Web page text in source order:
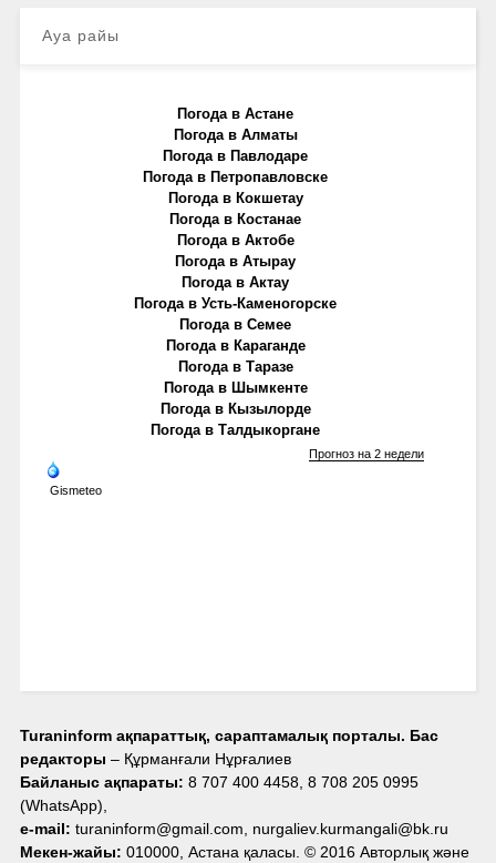
Ауа райы
Погода в Астане
Погода в Алматы
Погода в Павлодаре
Погода в Петропавловске
Погода в Кокшетау
Погода в Костанае
Погода в Актобе
Погода в Атырау
Погода в Актау
Погода в Усть-Каменогорске
Погода в Семее
Погода в Караганде
Погода в Таразе
Погода в Шымкенте
Погода в Кызылорде
Погода в Талдыкоргане
Gismeteo
Прогноз на 2 недели
Turaninform ақпараттық, сараптамалық порталы. Бас
редакторы – Құрманғали Нұрғалиев
Байланыс ақпараты: 8 707 400 4458, 8 708 205 0995
(WhatsApp),
e-mail: turaninform@gmail.com, nurgaliev.kurmangali@bk.ru
Мекен-жайы: 010000, Астана қаласы. © 2016 Авторлық және